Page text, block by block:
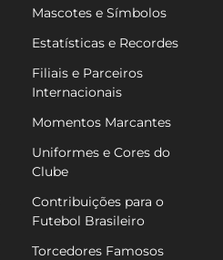
Mascotes e Símbolos
Estatísticas e Recordes
Filiais e Parceiros
Internacionais
Momentos Marcantes
Uniformes e Cores do
Clube
Contribuições para o
Futebol Brasileiro
Torcedores Famosos